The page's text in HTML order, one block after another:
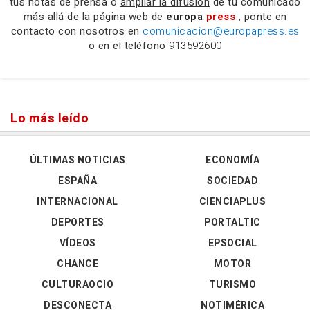
más allá de la página web de europa press , ponte en
contacto con nosotros en comunicacion@europapress.es
o en el teléfono 913592600
Lo más leído
ÚLTIMAS NOTICIAS
ESPAÑA
INTERNACIONAL
DEPORTES
VÍDEOS
ECONOMÍA
SOCIEDAD
CIENCIAPLUS
PORTALTIC
EPSOCIAL
CHANCE
CULTURAOCIO
DESCONECTA
MOTOR
TURISMO
NOTIMÉRICA